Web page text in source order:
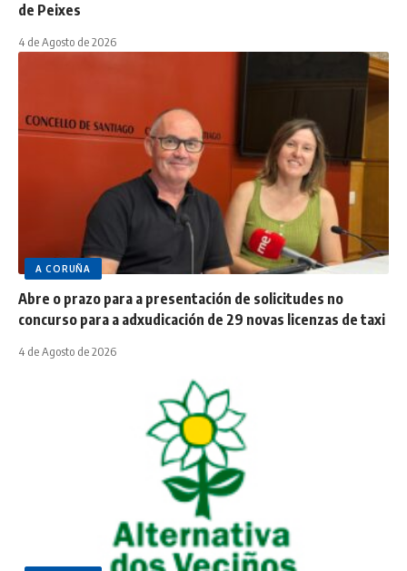
de Peixes
4 de Agosto de 2026
A CORUÑA
Abre o prazo para a presentación de solicitudes no
concurso para a adxudicación de 29 novas licenzas de taxi
4 de Agosto de 2026